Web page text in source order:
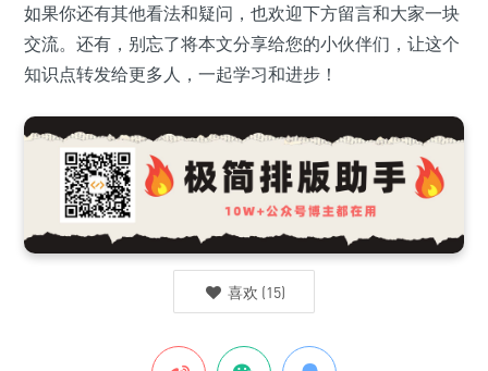
如果你还有其他看法和疑问，也欢迎下方留言和大家一块
交流。还有，别忘了将本文分享给您的小伙伴们，让这个
知识点转发给更多人，一起学习和进步！
喜欢 (15)